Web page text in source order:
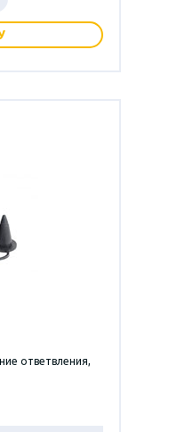
ответвления,